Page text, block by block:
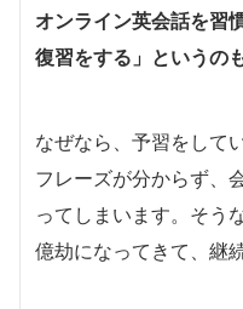
オンライン英会話を習
復習をする」というの
なぜなら、予習をして
フレーズが分からず、
ってしまいます。そう
億劫になってきて、継